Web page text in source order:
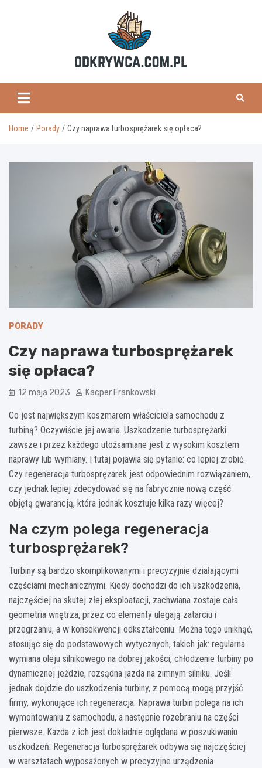
odkrywca.com.pl
Home Porady Czy naprawa turbosprężarek się opłaca?
PORADY
Czy naprawa turbosprężarek
się opłaca?
12 maja 2023 Kacper Frankowski
Co jest największym koszmarem właściciela samochodu z
turbiną? Oczywiście jej awaria. Uszkodzenie turbosprężarki
zawsze i przez każdego utożsamiane jest z wysokim kosztem
naprawy lub wymiany. I tutaj pojawia się pytanie: co lepiej zrobić.
Czy regeneracja turbosprężarek jest odpowiednim rozwiązaniem,
czy jednak lepiej zdecydować się na fabrycznie nową część
objętą gwarancją, która jednak kosztuje kilka razy więcej?
Na czym polega regeneracja
turbosprężarek?
Turbiny są bardzo skomplikowanymi i precyzyjnie działającymi
częściami mechanicznymi. Kiedy dochodzi do ich uszkodzenia,
najczęściej na skutej złej eksploatacji, zachwiana zostaje cała
geometria wnętrza, przez co elementy ulegają zatarciu i
przegrzaniu, a w konsekwencji odkształceniu. Można tego uniknąć,
stosując się do podstawowych wytycznych, takich jak: regularna
wymiana oleju silnikowego na dobrej jakości, chłodzenie turbiny po
dynamicznej jeździe, rozsądna jazda na zimnym silniku. Jeśli
jednak dojdzie do uszkodzenia turbiny, z pomocą mogą przyjść
firmy, wykonujące ich regeneracja. Naprawa turbin polega na ich
wymontowaniu z samochodu, a następnie rozebraniu na części
pierwsze. Każda z ich jest dokładnie oglądana w poszukiwaniu
uszkodzeń. Regeneracja turbosprężarek odbywa się najczęściej
w warsztatach wyposażonych w precyzyjne urządzenia